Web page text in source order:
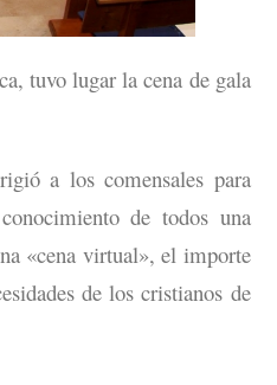
tuvo lugar la cena de gala
a los comensales para
de todos una
«cena virtual», el importe
de los cristianos de